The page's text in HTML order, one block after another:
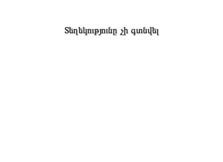
Տեղեկությունը չի գտնվել